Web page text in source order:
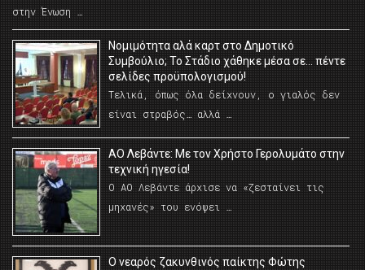
στην Ένωση …
Νομιμότητα αλά καρτ στο Δημοτικό
Συμβούλιο; Το Στάδιο χάθηκε μέσα σε… πέντε
σελίδες προϋπολογισμού!
Τελικά, όπως όλα δείχνουν, ο γιαλός δεν
είναι στραβός… αλλά …
ΑΟ Λεβάντε: Με τον Χρήστο Γερολυμάτο στην
τεχνική ηγεσία!
Ο ΑΟ Λεβάντε άρχισε να «ζεσταίνει τις
μηχανές» του ενόψει …
O νεαρός ζακυνθινός παίκτης Φώτης